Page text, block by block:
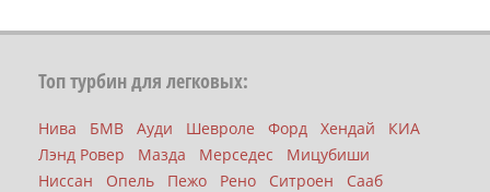
Топ турбин для легковых:
Нива БМВ Ауди Шевроле Форд Хендай
КИА
Лэнд Ровер
Мазда Мерседес
Мицубиши
Ниссан
Опель Пежо Рено Ситроен
Сааб